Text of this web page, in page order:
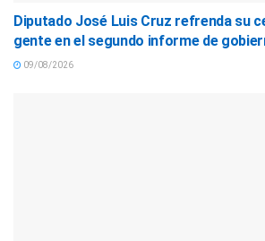
Diputado José Luis Cruz refrenda su
gente en el segundo informe de
09/08/2026